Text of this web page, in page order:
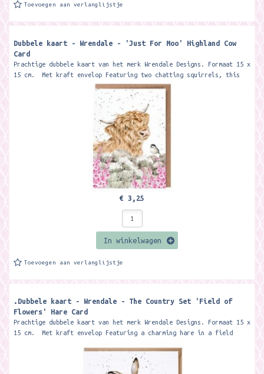
Toevoegen aan verlanglijstje
Dubbele kaart - Wrendale - 'Just For Moo' Highland Cow
Card
Prachtige dubbele kaart van het merk Wrendale Designs. Formaat 15 x
15 cm. Met kraft envelop Featuring two chatting squirrels, this
€ 3,25
In winkelwagen
Toevoegen aan verlanglijstje
.Dubbele kaart - Wrendale - The Country Set 'Field of
Flowers' Hare Card
Prachtige dubbele kaart van het merk Wrendale Designs. Formaat 15 x
15 cm. Met kraft envelop Featuring a charming hare in a field